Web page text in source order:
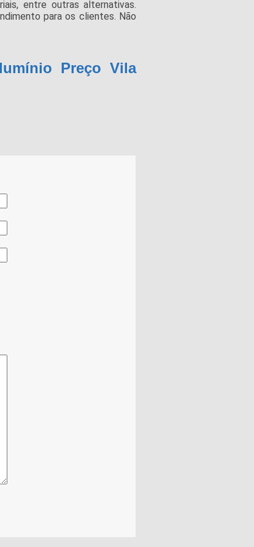
entre outras alternativas.
para os clientes. Não
Preço Vila